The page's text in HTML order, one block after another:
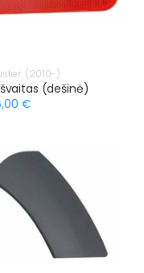
(2010-)
(dešinė)
€